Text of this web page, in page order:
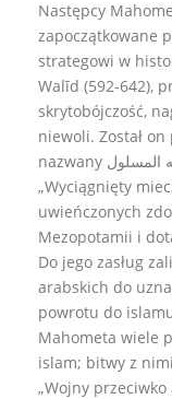
Następcy
zapoczątkowane
strategowi w
Walīd (592-642),
skrytobójczość,
niewoli. Został
„Wyciągnięty
uwieńczonych
Mezopotamii i
Do jego zasług
arabskich do
powrotu do
Mahometa wiele
„Wojny